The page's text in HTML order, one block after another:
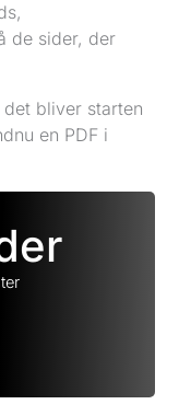
de sider, der
bliver starten
en PDF i